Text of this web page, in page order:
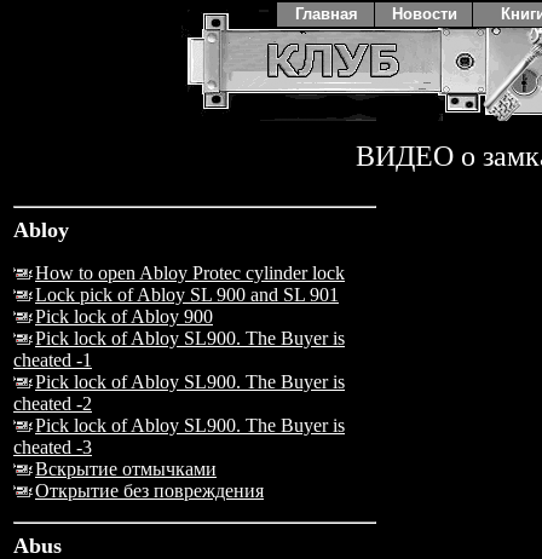
ВИДЕО о
Abloy
How to open Abloy Protec cylinder lock
Lock pick of Abloy SL 900 and SL 901
Pick lock of Abloy 900
Pick lock of Abloy SL900. The Buyer is
cheated -1
Pick lock of Abloy SL900. The Buyer is
cheated -2
Pick lock of Abloy SL900. The Buyer is
cheated -3
Вскрытие отмычками
Открытие без повреждения
Abus
Главная Новости